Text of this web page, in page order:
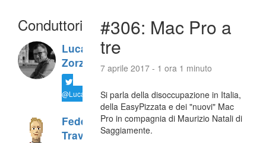
Conduttori
Luca
Zorzi
@LucaTNT
Federico
Travaini
#306: Mac Pro a
tre
7 aprile 2017 - 1 ora 1 minuto
Si parla della disoccupazione in Italia,
della EasyPizzata e dei "nuovi" Mac
Pro in compagnia di Maurizio Natali di
Saggiamente.